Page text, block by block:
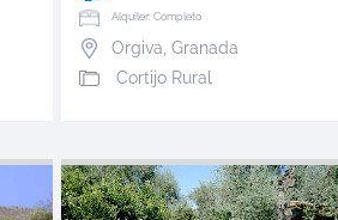
Alquiler: Completo
Orgiva Granada
Cortijo Rural